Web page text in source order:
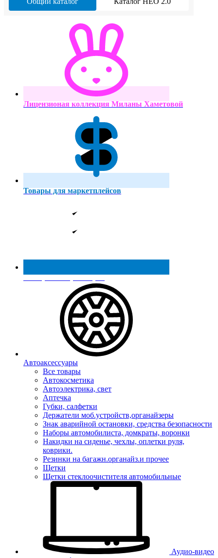
Лицензионая коллекция Миланы Хаметовой
Товары для маркетплейсов
Реестр МинПромТорга
Автоаксессуары
Все товары
Автокосметика
Автоэлектрика, свет
Аптечка
Губки, салфетки
Держатели моб.устройств,органайзеры
Знак аварийной остановки, средства безопасности
Наборы автомобилиста, домкраты, воронки
Накидки на сиденье, чехлы, оплетки руля,
коврики.
Резинки на багажн.органайз.и прочее
Щетки
Щетки стеклоочистителя автомобильные
Аудио-видео